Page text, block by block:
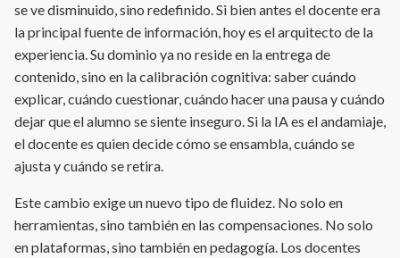
se ve disminuido, sino redefinido. Si bien antes el docente era
la principal fuente de información, hoy es el arquitecto de la
experiencia. Su dominio ya no reside en la entrega de
contenido, sino en la calibración cognitiva: saber cuándo
explicar, cuándo cuestionar, cuándo hacer una pausa y cuándo
dejar que el alumno se siente inseguro. Si la IA es el andamiaje,
el docente es quien decide cómo se ensambla, cuándo se
ajusta y cuándo se retira.
Este cambio exige un nuevo tipo de fluidez. No solo en
herramientas, sino también en las compensaciones. No solo
en plataformas, sino también en pedagogía. Los docentes